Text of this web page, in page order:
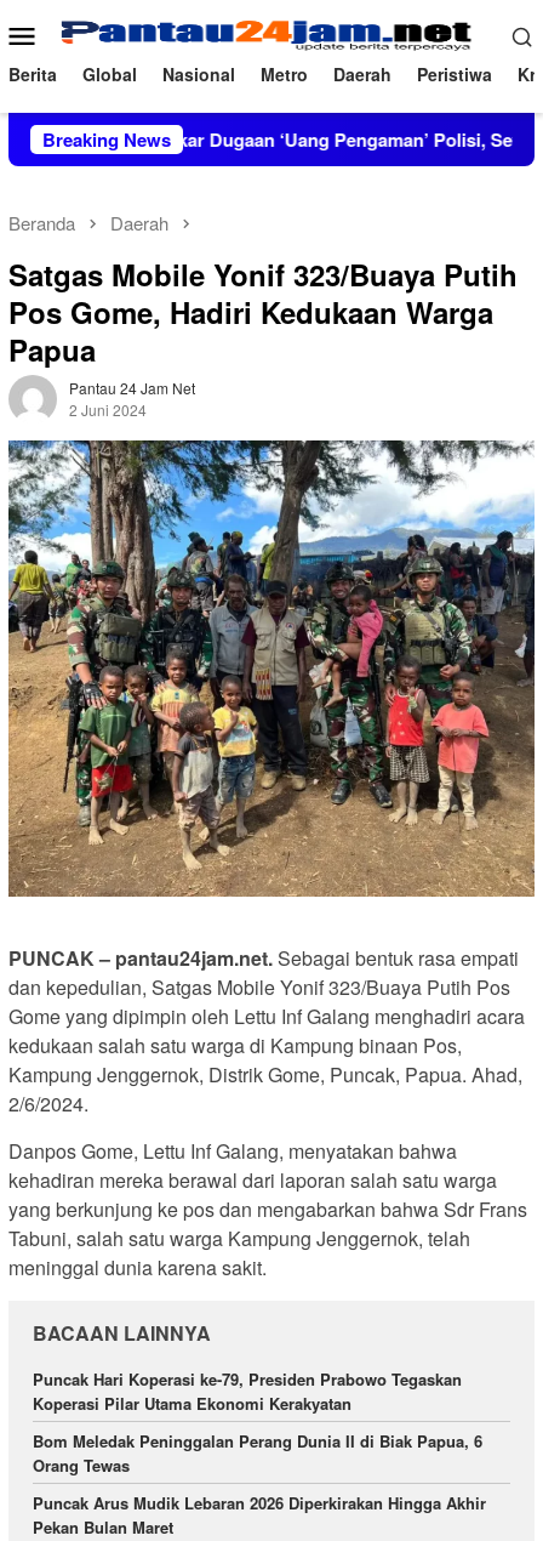
ke
konten
Menu
Mobile
Berita Global Nasional Metro Daerah Peristiwa
Breaking News
IRT Bongkar Dugaan ‘Uang Pengaman’ Polisi, Setor Rp2,5
Beranda Daerah
Satgas Mobile Yonif 323/Buaya Putih
Pos Gome, Hadiri Kedukaan Warga
Papua
Pantau 24 Jam Net
2 Juni 2024
PUNCAK – pantau24jam.net.Sebagai bentuk rasa empati
dan kepedulian, Satgas Mobile Yonif 323/Buaya Putih Pos
Gome yang dipimpin oleh Lettu Inf Galang menghadiri acara
kedukaan salah satu warga di Kampung binaan Pos,
Kampung Jenggernok, Distrik Gome, Puncak, Papua. Ahad,
2/6/2024.
Danpos Gome, Lettu Inf Galang, menyatakan bahwa
kehadiran mereka berawal dari laporan salah satu warga
yang berkunjung ke pos dan mengabarkan bahwa Sdr Frans
Tabuni, salah satu warga Kampung Jenggernok, telah
meninggal dunia karena sakit.
BACAAN LAINNYA
Puncak Hari Koperasi ke-79, Presiden Prabowo Tegaskan
Koperasi Pilar Utama Ekonomi Kerakyatan
Bom Meledak Peninggalan Perang Dunia II di Biak Papua, 6
Orang Tewas
Puncak Arus Mudik Lebaran 2026 Diperkirakan Hingga Akhir
Pekan Bulan Maret